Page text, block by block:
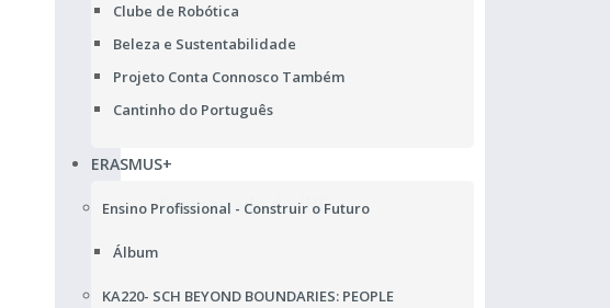
Clube de Robótica
Beleza e Sustentabilidade
Projeto Conta Connosco Também
Cantinho do Português
ERASMUS+
Ensino Profissional - Construir o Futuro
Álbum
KA220- SCH BEYOND BOUNDARIES: PEOPLE
Comunicado do JNE